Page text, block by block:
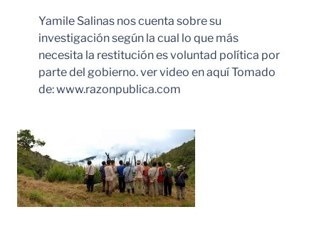
Yamile Salinas nos cuenta sobre su
investigación según la cual lo que más
necesita la restitución es voluntad política por
parte del gobierno. ver video en aquí Tomado
de: www.razonpublica.com